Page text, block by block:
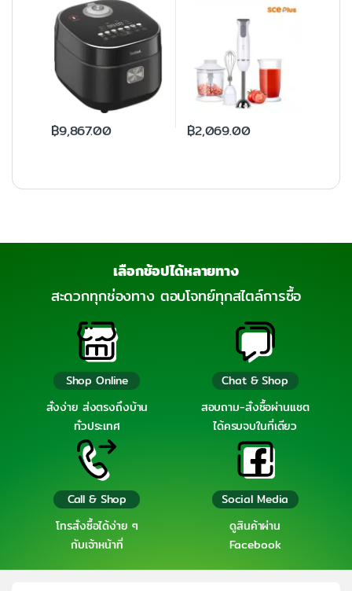
1.5 ลิตร
฿9,867.00 ฿2,069.00
เลือกช้อปได้หลายทาง
สะดวกทุกช่องทาง ตอบโจทย์ทุกสไตล์การซื้อ
Shop Online
สั่งง่าย ส่งตรงถึงบ้าน
ทั่วประเทศ
Chat & Shop
สอบถาม-สั่งซื้อผ่านแชต
ได้ครบจบในที่เดียว
Call & Shop
โทรสั่งซื้อได้ง่าย ๆ
กับเจ้าหน้าที่
Social Media
ดูสินค้าผ่าน
Facebook